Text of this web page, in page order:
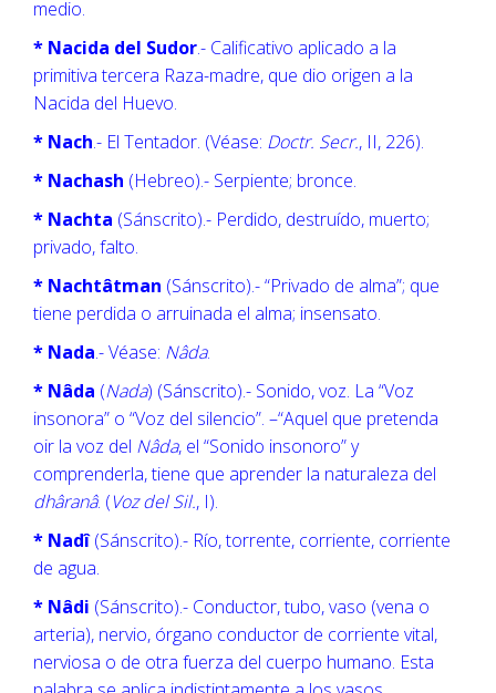
medio.
* Nacida del Sudor.- Calificativo aplicado a la
primitiva tercera Raza-madre, que dio origen a la
Nacida del Huevo.
* Nach.- El Tentador. (Véase: Doctr. Secr., II, 226).
* Nachash (Hebreo).- Serpiente; bronce.
* Nachta (Sánscrito).- Perdido, destruído, muerto;
privado, falto.
* Nachtâtman (Sánscrito).- “Privado de alma”; que
tiene perdida o arruinada el alma; insensato.
* Nada.- Véase: Nâda.
* Nâda (Nada) (Sánscrito).- Sonido, voz. La “Voz
insonora” o “Voz del silencio”. –“Aquel que pretenda
oir la voz del Nâda, el “Sonido insonoro” y
comprenderla, tiene que aprender la naturaleza del
dhâranâ. (Voz del Sil., I).
* Nadî(Sánscrito).- Río, torrente, corriente, corriente
de agua.
* Nâdi (Sánscrito).- Conductor, tubo, vaso (vena o
arteria), nervio, órgano conductor de corriente vital,
nerviosa o de otra fuerza del cuerpo humano. Esta